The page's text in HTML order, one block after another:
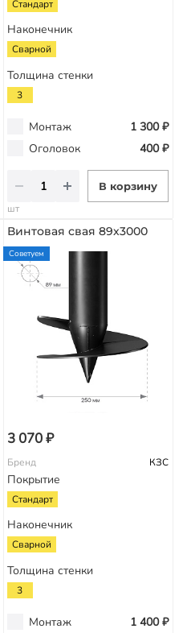
Стандарт
Наконечник
Сварной
Толщина стенки
3
Монтаж
1 300 ₽
Оголовок
400 ₽
В корзину
шт
Винтовая свая 89х3000
Советуем
3 070 ₽
Бренд КЗС
Покрытие
Стандарт
Наконечник
Сварной
Толщина стенки
3
Монтаж
1 400 ₽